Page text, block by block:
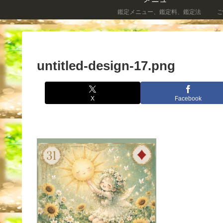
鑑定メニュー、鑑定料、鑑定法
untitled-design-17.png
X Facebook